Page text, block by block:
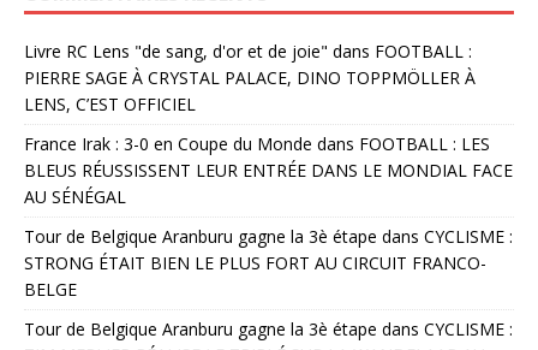
Livre RC Lens "de sang, d'or et de joie" dans FOOTBALL :
PIERRE SAGE À CRYSTAL PALACE, DINO TOPPMÖLLER À
LENS, C’EST OFFICIEL
France Irak : 3-0 en Coupe du Monde dans FOOTBALL : LES
BLEUS RÉUSSISSENT LEUR ENTRÉE DANS LE MONDIAL FACE
AU SÉNÉGAL
Tour de Belgique Aranburu gagne la 3è étape dans CYCLISME :
STRONG ÉTAIT BIEN LE PLUS FORT AU CIRCUIT FRANCO-
BELGE
Tour de Belgique Aranburu gagne la 3è étape dans CYCLISME :